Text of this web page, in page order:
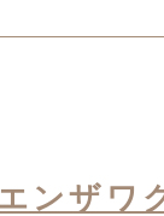
ンザワ